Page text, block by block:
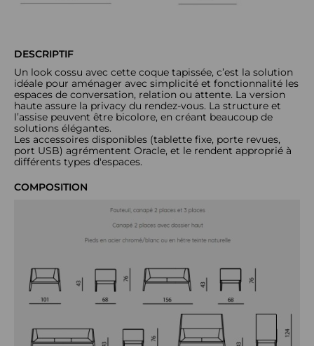
DESCRIPTIF
Un look cossu avec cette coque tapissée, c’est la solution
idéale pour aménager avec simplicité et fonctionnalité les
espaces de conversation, relation ou attente. La version
haute assure la privacy du rendez-vous. La structure et
l’assise peuvent être bicolore, en créant beaucoup de
solutions élégantes.
Les accessoires disponibles (tablette fixe, porte revues,
port USB) agrémentent Oracle, et le rendent approprié à
différents types d'espaces.
COMPOSITION